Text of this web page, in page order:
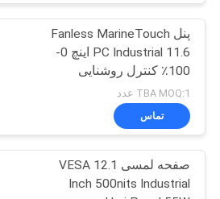
پنل Fanless MarineTouch
PC Industrial 11.6 اینچ 0-
100٪ کنترل روشنایی
TBA MOQ:1 عدد
تماس
صفحه لمسی VESA 12.1
Inch 500nits Industrial